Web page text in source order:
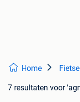
Home
7 resultaten voor